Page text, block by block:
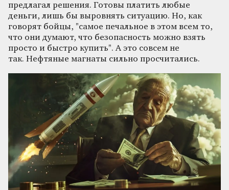
предлагал решения. Готовы платить любые
деньги, лишь бы выровнять ситуацию. Но, как
говорят бойцы, "самое печальное в этом всем то,
что они думают, что безопасность можно взять
просто и быстро купить". А это совсем не
так. Нефтяные магнаты сильно просчитались.